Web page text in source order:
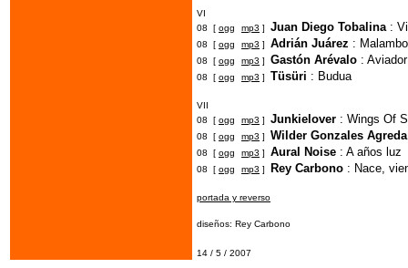
VI
08 [ ogg mp3 ] Juan Diego Tobalina:
08 [ ogg mp3 ] Adrián Juárez : Malambo
08 [ ogg mp3 ] Gastón Arévalo : Aviador
08 [ ogg mp3 ] Tüsüri : Budua
VII
08 [ ogg mp3 ] Junkielover : Wings Of
08 [ ogg mp3 ] Wilder Gonzales Agreda
08 [ ogg mp3 ] Aural Noise : A años luz
08 [ ogg mp3 ] Rey Carbono : Nace,
portada y reverso
diseños: Rey Carbono
14 / 5 / 2007